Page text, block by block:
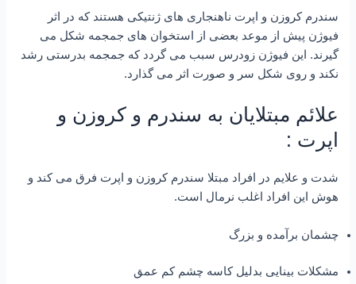
سندرم کروزن و اپرت ناهنجاری های ژنتیکی هستند که در اثر
فیوژن پیش از موعد بعضی از استخوان های جمجمه شکل می
گیرند. این فیوژن زودرس سبب می گردد که جمجمه بدرستی رشد
نکند و روی شکل سر و صورت اثر می گذارد.
علائم مبتلایان به سندرم و کروزن و
اپرت :
شدت و علایم در افراد مبتلا سندرم کروزن و اپرت فرق می کند و
هوش این افراد اغلب نرمال است.
چشمان برآمده و بزرگ
مشکلات بینایی بدلیل کاسه چشم کم عمق